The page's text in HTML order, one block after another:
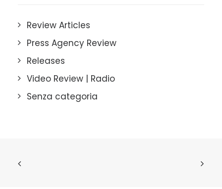
Review Articles
Press Agency Review
Releases
Video Review | Radio
Senza categoria